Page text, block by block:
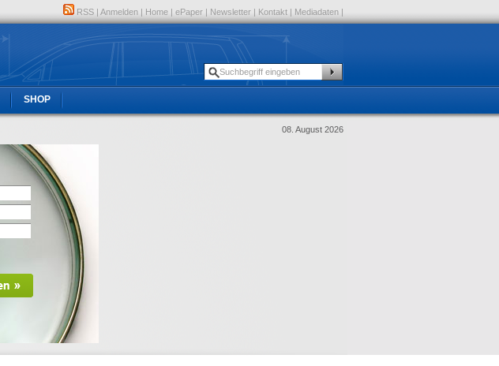
RSS | Anmelden | Home | ePaper | Newsletter | Kontakt | Mediadaten |
SHOP
08. August 2026